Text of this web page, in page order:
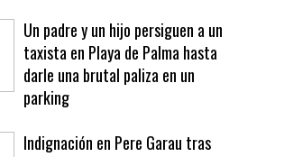
Stefan Thiel y renueva con
ConectaBalear
Un padre y un hijo persiguen a un
darle una brutal paliza en un